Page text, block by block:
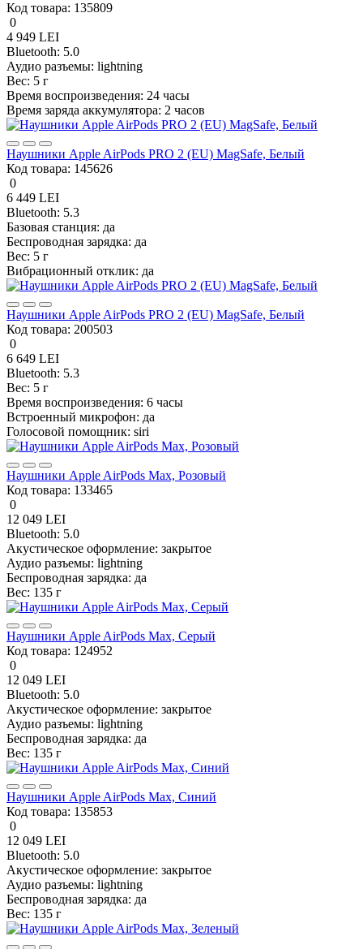
Код товара: 135809
0
4 949 LEI
Bluetooth: 5.0
Аудио разъемы: lightning
Вес: 5 г
Время воспроизведения: 24 часы
Время заряда аккумулятора: 2 часов
Наушники Apple AirPods PRO 2 (EU) MagSafe, Белый
Код товара: 145626
0
6 449 LEI
Bluetooth: 5.3
Базовая станция: да
Беспроводная зарядка: да
Вес: 5 г
Вибрационный отклик: да
Наушники Apple AirPods PRO 2 (EU) MagSafe, Белый
Код товара: 200503
0
6 649 LEI
Bluetooth: 5.3
Вес: 5 г
Время воспроизведения: 6 часы
Встроенный микрофон: да
Голосовой помощник: siri
Наушники Apple AirPods Max, Розовый
Код товара: 133465
0
12 049 LEI
Bluetooth: 5.0
Акустическое оформление: закрытое
Аудио разъемы: lightning
Беспроводная зарядка: да
Вес: 135 г
Наушники Apple AirPods Max, Серый
Код товара: 124952
0
12 049 LEI
Bluetooth: 5.0
Акустическое оформление: закрытое
Аудио разъемы: lightning
Беспроводная зарядка: да
Вес: 135 г
Наушники Apple AirPods Max, Синий
Код товара: 135853
0
12 049 LEI
Bluetooth: 5.0
Акустическое оформление: закрытое
Аудио разъемы: lightning
Беспроводная зарядка: да
Вес: 135 г